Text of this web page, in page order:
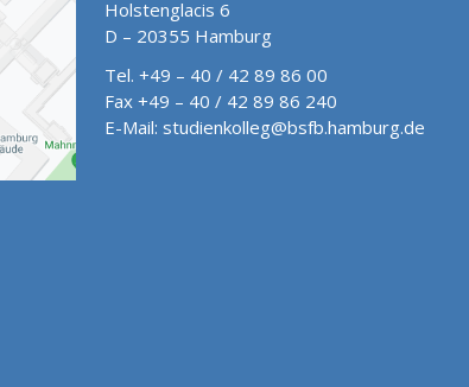
Holstenglacis 6
D – 20355 Hamburg
Tel. +49 – 40 / 42 89 86 00
Fax +49 – 40 / 42 89 86 240
E-Mail: studienkolleg@bsfb.hamburg.de